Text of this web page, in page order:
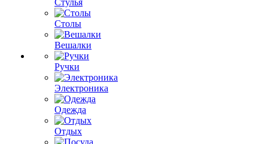
Стулья
Столы
Вешалки
Ручки
Электроника
Одежда
Отдых